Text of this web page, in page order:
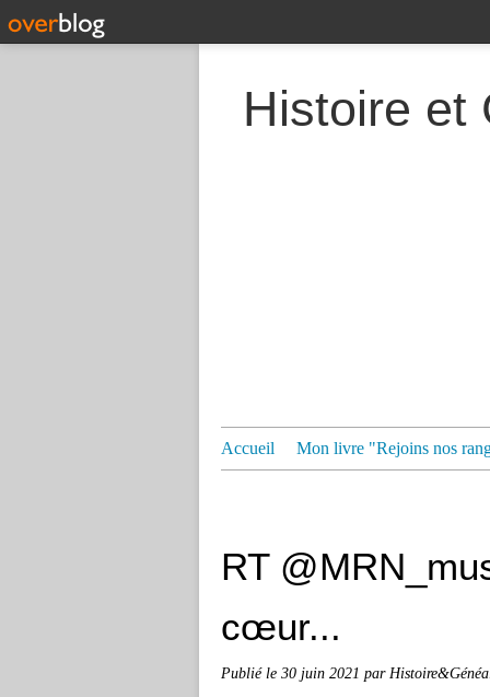
Histoire et
Accueil Mon livre "Rejoins nos
RT
cœur...
Publié le 30 juin 2021 par